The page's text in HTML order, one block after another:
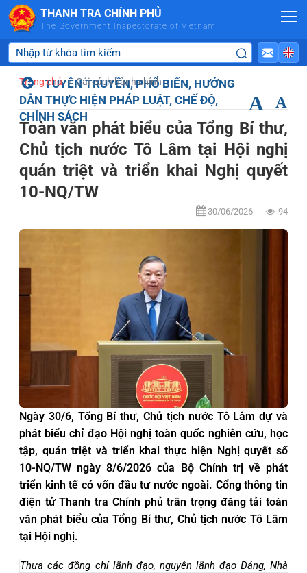
Skip to Main Content
THANH TRA CHÍNH PHỦ
The Government Inspectorate of Vietnam
Trang chủ Cải cách hành chính
TUYÊN TRUYỀN, PHỔ BIẾN, HƯỚNG
DẪN THỰC HIỆN PHÁP LUẬT, CHẾ ĐỘ,
CHÍNH SÁCH
A A
Toàn văn phát biểu của Tổng Bí thư,
Chủ tịch nước Tô Lâm tại Hội nghị
quán triệt và triển khai Nghị quyết
10-NQ/TW
30/06/2026 94
Ngày 30/6, Tổng Bí thư, Chủ tịch nước Tô Lâm dự và
phát biểu chỉ đạo Hội nghị toàn quốc nghiên cứu, học
tập, quán triệt và triển khai thực hiện Nghị quyết số
10-NQ/TW ngày 8/6/2026 của Bộ Chính trị về phát
triển kinh tế có vốn đầu tư nước ngoài. Cổng thông tin
điện tử Thanh tra Chính phủ trân trọng đăng tải toàn
văn phát biểu của Tổng Bí thư, Chủ tịch nước Tô Lâm
tại Hội nghị.
Thưa các đồng chí lãnh đạo, nguyên lãnh đạo Đảng, Nhà